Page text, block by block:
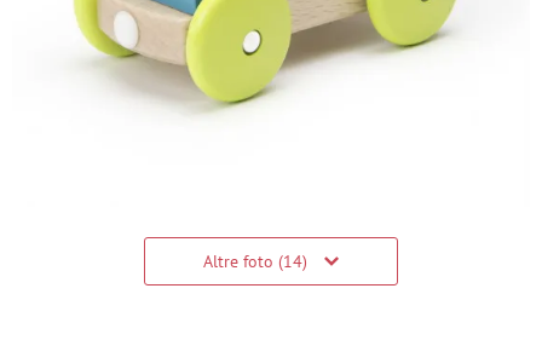
Altre foto (14)